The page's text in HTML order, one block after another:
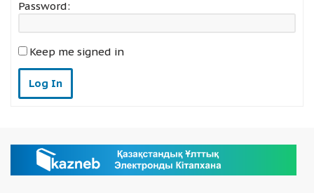
Password:
Keep me signed in
Log In